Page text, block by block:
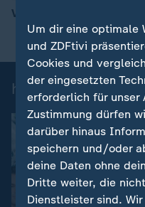
Vorkommen von US-
heute-
Um dir eine optimale
und ZDFtivi
Cookies und
der eingesetzten
erforderlich für unser
Zustimmung dürfen
darüber hinaus
speichern und/oder
deine Daten ohne
Dritte weiter, die
Dienstleister sind.